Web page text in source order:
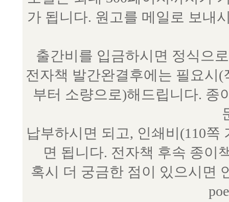
가 됩니다. 원고를 메일로 보내
출간비를 입금하시면 정식으
전자책 발간완결후에는 필요시
부터 소량으로)해드립니다. 종
납부하시면 되고, 인쇄비(110
면 됩니다. 전자책 후속 종이
혹시 더 궁금한 점이 있으시면